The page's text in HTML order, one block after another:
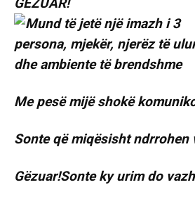
Me pesë mijë shokë
Sonte që miqësisht ndrrohen
Gëzuar!Sonte ky urim do